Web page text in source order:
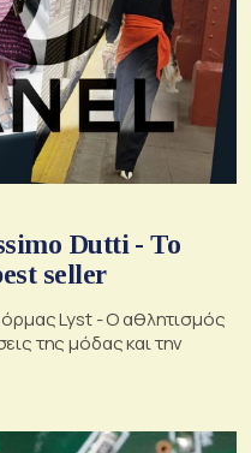
Dutti - Το
seller
Lyst - Ο αθλητισμός
της μόδας και την